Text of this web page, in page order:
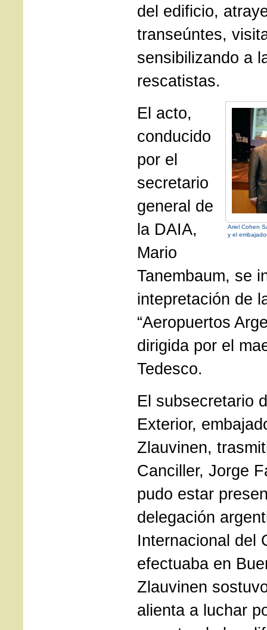
del edificio,
transeúntes,
sensibilizando a
rescatistas.
Ariel Cohen
y el
El acto,
conducido
por el
secretario
general de
la DAIA,
Mario
Tanembaum, se
intepretación de
“Aeropuertos
dirigida por el
Tedesco.
El subsecretario
Exterior,
Zlauvinen,
Canciller, Jorge
pudo estar
delegación
Internacional del
efectuaba en
Zlauvinen
alienta a luchar